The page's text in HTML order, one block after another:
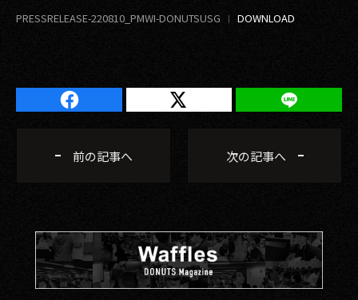
PRESSRELEASE-220810_PMWI-DONUTSUSG
前の記事へ 次の記事へ